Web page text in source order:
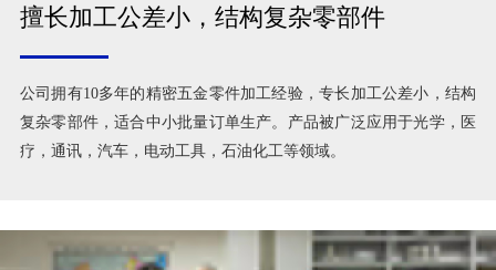
擅长加工公差小，结构复杂零部件
公司拥有10多年的精密五金零件加工经验，专长加工公差小，结构
复杂零部件，适合中小批量订单生产。产品被广泛应用于光学，医
疗，通讯，汽车，电动工具，石油化工等领域。